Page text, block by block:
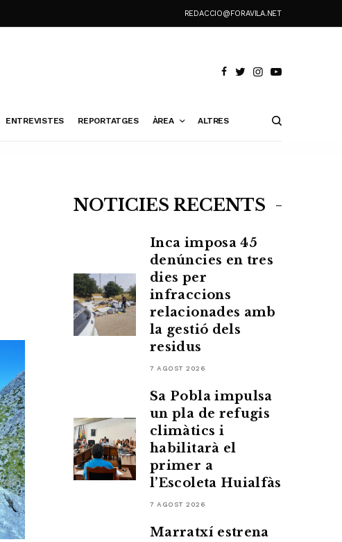
REDACCIO@FORAVILA.NET
ENTREVISTES REPORTATGES ÀREA ALTRES
NOTÍCIES RECENTS
Inca imposa 45
denúncies en tres
dies per
infraccions
relacionades amb
la gestió dels
residus
7 AGOST 2026
Sa Pobla impulsa
un pla de refugis
climàtics i
habilitarà el
primer a
l’Escoleta Huialfàs
7 AGOST 2026
Marratxí estrena